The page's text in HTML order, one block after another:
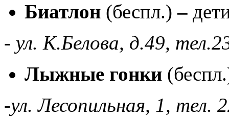
Биатлон (беспл.)–
- ул. К.Белова, д.49,
Лыжные гонки
-ул. Лесопильная, 1, тел.